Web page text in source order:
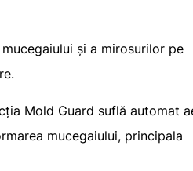
și a mirosurilor pe
Mold Guard suflă automat
mucegaiului, principala